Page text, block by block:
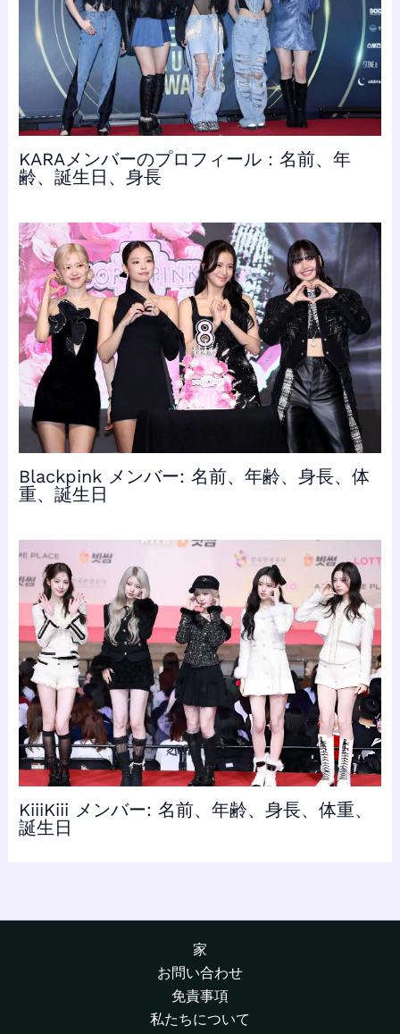
KARAメンバーのプロフィール：名前、年
齢、誕生日、身長
Blackpink メンバー: 名前、年齢、身長、体
重、誕生日
KiiiKiii メンバー: 名前、年齢、身長、体重、
誕生日
家
お問い合わせ
免責事項
私たちについて